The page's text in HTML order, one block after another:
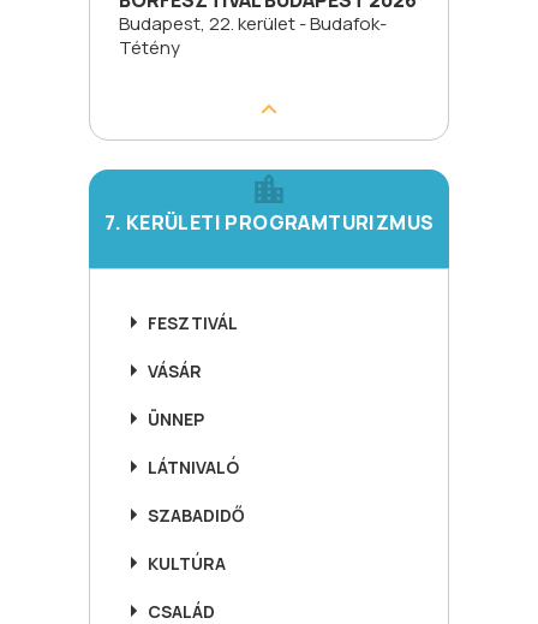
Budapest, 22. kerület - Budafok-
Tétény
7. KERÜLETI PROGRAMTURIZMUS
FESZTIVÁL
VÁSÁR
ÜNNEP
LÁTNIVALÓ
SZABADIDŐ
KULTÚRA
CSALÁD